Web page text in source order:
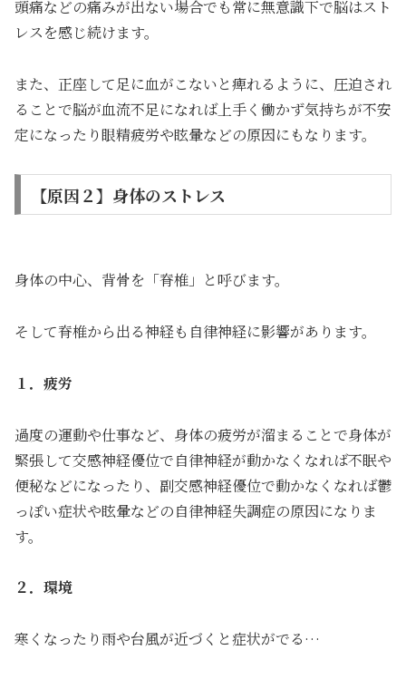
頭痛などの痛みが出ない場合でも常に無意識下で脳はスト
レスを感じ続けます。
また、正座して足に血がこないと痺れるように、圧迫され
ることで脳が血流不足になれば上手く働かず気持ちが不安
定になったり眼精疲労や眩暈などの原因にもなります。
【原因２】身体のストレス
身体の中心、背骨を「脊椎」と呼びます。
そして脊椎から出る神経も自律神経に影響があります。
１．疲労
過度の運動や仕事など、身体の疲労が溜まることで身体が
緊張して交感神経優位で自律神経が動かなくなれば不眠や
便秘などになったり、副交感神経優位で動かなくなれば鬱
っぽい症状や眩暈などの自律神経失調症の原因になりま
す。
２．環境
寒くなったり雨や台風が近づくと症状がでる…